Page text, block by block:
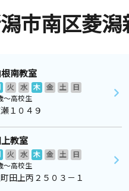
市南区菱潟
根南教室
火 水 木 金 土
日
～高校生
１０４９
教室
火 水 木 金 土
日
～高校生
田上丙２５０３－１